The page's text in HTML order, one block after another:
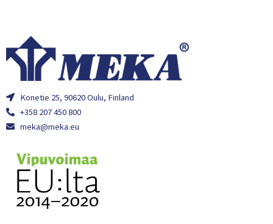
Konetie 25, 90620 Oulu, Finland
+358 207 450 800
meka@meka.eu